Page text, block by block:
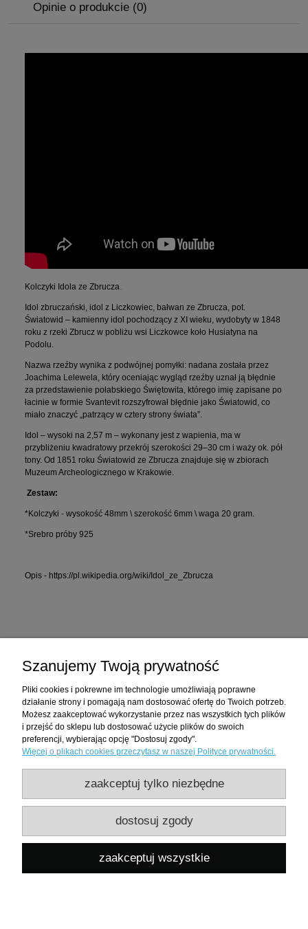
Opinie o produkcie (0)
Kolczyki Idola ze Zbrucza.
Idol zbruczański, idol z Liczkowiec, bałwan ze Zbrucza, pot.
Światowid – kamienny idol pochodzący z XI wieku, wydobyty w 1848
roku z rzeki Zbrucz w pobliżu wsi Liczkowce koło Husiatyna na
Podolu.
Nazwa rzeźby wynika z podwójnej pomyłki: nadana została przez
Joachima Lelewela, który oceniając wygląd rzeźby uznał ją błędnie
za przedstawienie połabskiego Świętowita, którego imię zapisane po
łacinie w formie Svantevit rozszyfrował błędnie jako Światowid, co
miało znaczyć „patrzący w cztery strony świata”.
Idol – wysoki na 2,57 m – wykonany jest z wapienia, ma w
przybliżeniu kwadratowy przekrój szerokości 29–30 cm i waży ok. pół
tony. Od 1851 roku Światowid ze Zbrucza znajduje się w zbiorach
Muzeum Archeologicznego w Krakowie.
Zestaw:
*Kolczyki - wysokość 48mm \ szerokość 6mm \ waga 20 gram.
*Srebro próby 925
Opis - https://pl.wikipedia.org/wiki/Idol_ze_Zbrucza
Moje konto
Informacje
Hnoss Silver Craft to rodzina, firma i styl życia. Odtwarzamy kulturę, rzemiosło,
Żyjemy i pracujemy w Białymstoku.
©wszystkie prawa zastrzeżone
HNOSS SILVER CRAFT JOANNA RAPALSKA , ul. Liliowa 45, 15-697
Białystok, NIP8652403202 REGON181052960
Szanujemy Twoją prywatność
Pliki cookies i pokrewne im technologie umożliwiają poprawne
działanie strony i pomagają nam dostosować ofertę do Twoich potrzeb.
Możesz zaakceptować wykorzystanie przez nas wszystkich tych plików
i przejść do sklepu lub dostosować użycie plików do swoich
preferencji, wybierając opcję "Dostosuj zgody".
Więcej o plikach cookies przeczytasz w naszej Polityce prywatności.
zaakceptuj tylko niezbędne
dostosuj zgody
zaakceptuj wszystkie